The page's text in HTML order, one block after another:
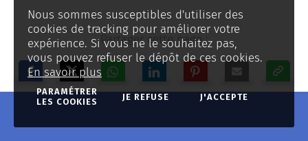
Nous sommes susceptibles d'utiliser des
cookies de tracking pour améliorer votre
expérience. Si vous ne le souhaitez pas,
vous pouvez refuser le dépôt de ces cookies.
En savoir plus
PARAMÉTRER
LES COOKIES
JE REFUSE J'ACCEPTE
Partager cette page :